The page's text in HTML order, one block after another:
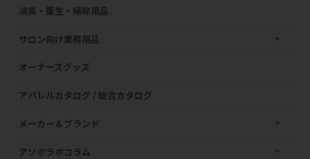
消臭・衛生・掃除用品
サロン向け業務用品
オーナーズグッズ
アパレルカタログ / 総合カタログ
メーカー＆ブランド
アソボラボコラム